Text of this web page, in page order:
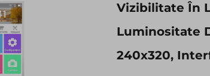
Vizibilitate În
Luminositate
240x320,